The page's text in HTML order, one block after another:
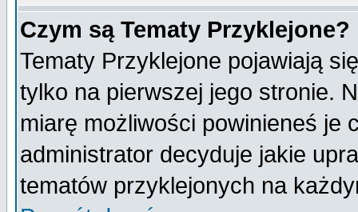
Czym są Tematy Przyklejone?
Tematy Przyklejone pojawiają
tylko na pierwszej jego stronie.
miarę możliwości powinieneś je
administrator decyduje jakie
tematów przyklejonych na